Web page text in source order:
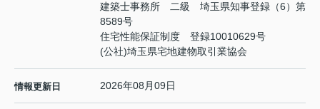
建築士事務所 二級 埼玉県知事登録（6）第
8589号
住宅性能保証制度 登録10010629号
(公社)埼玉県宅地建物取引業協会
情報更新日 2026年08月09日